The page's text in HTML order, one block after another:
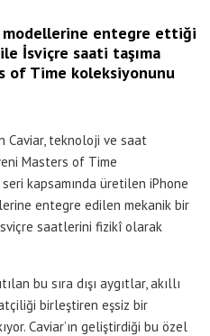
modellerine entegre ettiği
İsviçre saati taşıma
of Time koleksiyonunu
Caviar, teknoloji ve saat
Masters of Time
kapsamında üretilen iPhone
entegre edilen mekanik bir
saatlerini fizikî olarak
bu sıra dışı aygıtlar, akıllı
birleştiren eşsiz bir
Caviar’ın geliştirdiği bu özel